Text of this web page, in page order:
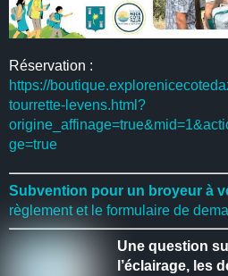
Réservation :
https://
tourrette-levens.html?
ge=true
Subvention pour un broyeur à
règlement et le formulaire de
Une question
l’éclairage, les